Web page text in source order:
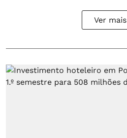
Ver mais